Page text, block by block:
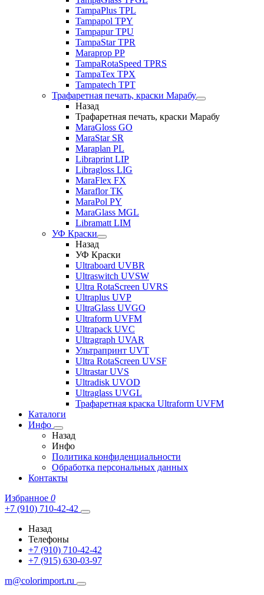
TampaPlus TPL
Tampapol TPY
Tampapur TPU
TampaStar TPR
Maraprop PP
TampaRotaSpeed TPRS
TampaTex TPX
Tampatech TPT
Трафаретная печать, краски Марабу
Назад
Трафаретная печать, краски Марабу
MaraGloss GO
MaraStar SR
Maraplan PL
Libraprint LIP
Libragloss LIG
MaraFlex FX
Maraflor TK
MaraPol PY
MaraGlass MGL
Libramatt LIM
УФ Краски
Назад
УФ Краски
Ultraboard UVBR
Ultraswitch UVSW
Ultra RotaScreen UVRS
Ultraplus UVP
UltraGlass UVGO
Ultraform UVFM
Ultrapack UVC
Ultragraph UVAR
Ультрапринт UVT
Ultra RotaScreen UVSF
Ultrastar UVS
Ultradisk UVOD
Ultraglass UVGL
Трафаретная краска Ultraform UVFM
Каталоги
Инфо
Назад
Инфо
Политика конфиденциальности
Обработка персональных данных
Контакты
Избранное 0
+7 (910) 710-42-42
Назад
Телефоны
+7 (910) 710-42-42
+7 (915) 630-03-97
rn@colorimport.ru